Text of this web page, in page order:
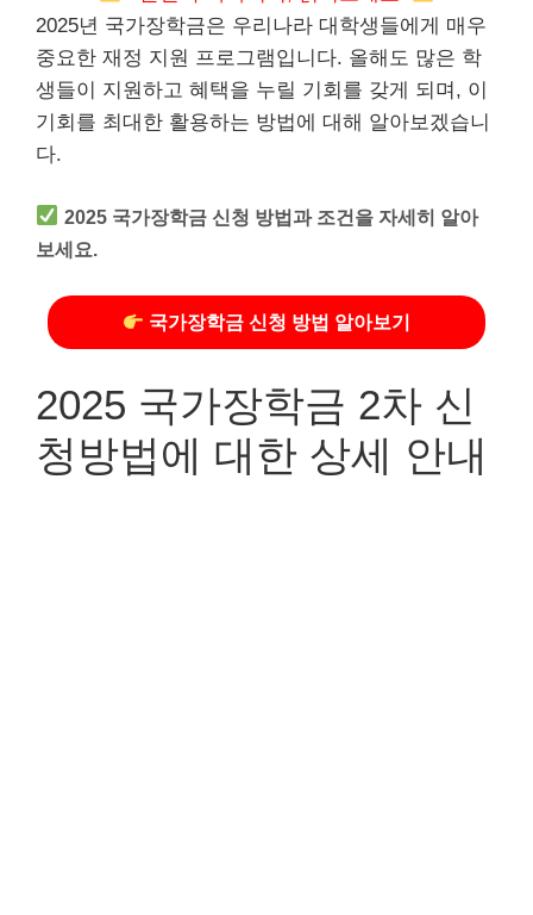
2025년 국가장학금은 우리나라 대학생들에게 매우
중요한 재정 지원 프로그램입니다. 올해도 많은 학
생들이 지원하고 혜택을 누릴 기회를 갖게 되며, 이
기회를 최대한 활용하는 방법에 대해 알아보겠습니
다.
2025 국가장학금 신청 방법과 조건을 자세히 알아
보세요.
국가장학금 신청 방법 알아보기
2025 국가장학금 2차 신
청방법에 대한 상세 안내